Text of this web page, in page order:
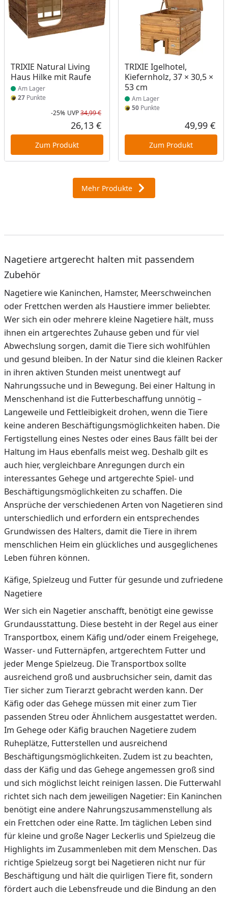
TRIXIE Natural Living
Haus Hilke mit Raufe
Produkt am Lager
Am Lager
27 Punkte
Rabatt in Prozent
-25%
Ursprünglicher Preis
UVP34,99 €
Aktueller Preis
26,13 €
Zum Produkt
TRIXIE Igelhotel,
Kiefernholz, 37 × 30,5 ×
53 cm
Produkt am Lager
Am Lager
50 Punkte
49,99 €
Zum Produkt
Mehr Produkte
Nagetiere artgerecht halten mit passendem
Zubehör
Nagetiere wie Kaninchen, Hamster, Meerschweinchen
oder Frettchen werden als Haustiere immer beliebter.
Wer sich ein oder mehrere kleine Nagetiere hält, muss
ihnen ein artgerechtes Zuhause geben und für viel
Abwechslung sorgen, damit die Tiere sich wohlfühlen
und gesund bleiben. In der Natur sind die kleinen Racker
in ihren aktiven Stunden meist unentwegt auf
Nahrungssuche und in Bewegung. Bei einer Haltung in
Menschenhand ist die Futterbeschaffung unnötig –
Langeweile und Fettleibigkeit drohen, wenn die Tiere
keine anderen Beschäftigungsmöglichkeiten haben. Die
Fertigstellung eines Nestes oder eines Baus fällt bei der
Haltung im Haus ebenfalls meist weg. Deshalb gilt es
auch hier, vergleichbare Anregungen durch ein
interessantes Gehege und artgerechte Spiel- und
Beschäftigungsmöglichkeiten zu schaffen. Die
Ansprüche der verschiedenen Arten von Nagetieren sind
unterschiedlich und erfordern ein entsprechendes
Grundwissen des Halters, damit die Tiere in ihrem
menschlichen Heim ein glückliches und ausgeglichenes
Leben führen können.
Käfige, Spielzeug und Futter für gesunde und zufriedene
Nagetiere
Wer sich ein Nagetier anschafft, benötigt eine gewisse
Grundausstattung. Diese besteht in der Regel aus einer
Transportbox, einem Käfig und/oder einem Freigehege,
Wasser- und Futternäpfen, artgerechtem Futter und
jeder Menge Spielzeug. Die Transportbox sollte
ausreichend groß und ausbruchsicher sein, damit das
Tier sicher zum Tierarzt gebracht werden kann. Der
Käfig oder das Gehege müssen mit einer zum Tier
passenden Streu oder Ähnlichem ausgestattet werden.
Im Gehege oder Käfig brauchen Nagetiere zudem
Ruheplätze, Futterstellen und ausreichend
Beschäftigungsmöglichkeiten. Zudem ist zu beachten,
dass der Käfig und das Gehege angemessen groß sind
und sich möglichst leicht reinigen lassen. Die Futterwahl
richtet sich nach dem jeweiligen Nagetier: Ein Kaninchen
benötigt eine andere Nahrungszusammenstellung als
ein Frettchen oder eine Ratte. Im täglichen Leben sind
für kleine und große Nager Leckerlis und Spielzeug die
Highlights im Zusammenleben mit dem Menschen. Das
richtige Spielzeug sorgt bei Nagetieren nicht nur für
Beschäftigung und hält die quirligen Tiere fit, sondern
fördert auch die Lebensfreude und die Bindung an den